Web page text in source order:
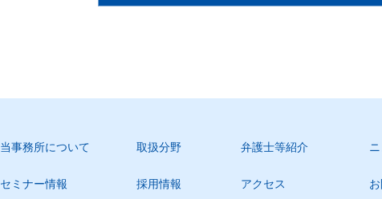
当事務所について 取扱分野 弁護士等紹介
セミナー情報 採用情報 アクセス